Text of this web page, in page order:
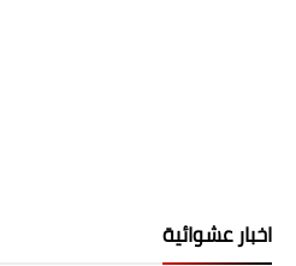
اخبار عشوائية